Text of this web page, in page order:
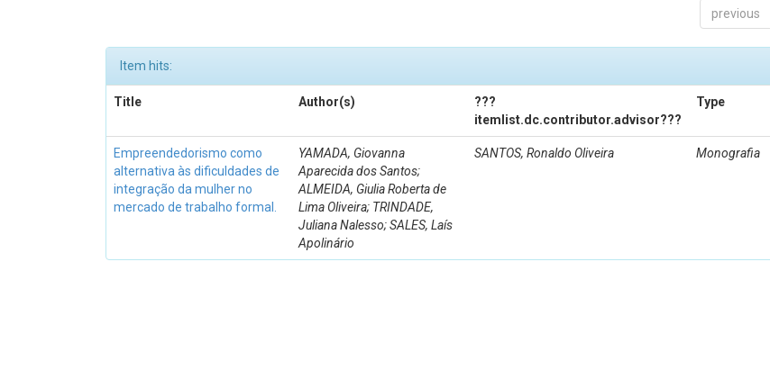
previous
Item hits:
Title Author(s)
???
itemlist.dc.contributor.advisor???
Type
Empreendedorismo como
alternativa às dificuldades de
integração da mulher no
mercado de trabalho formal.
YAMADA, Giovanna
Aparecida dos Santos;
ALMEIDA, Giulia Roberta de
Lima Oliveira; TRINDADE,
Juliana Nalesso; SALES, Laís
Apolinário
SANTOS, Ronaldo Oliveira Monografia